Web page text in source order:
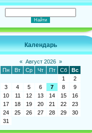
Календарь
« Август 2026 »
Пн
Вт Ср Чт Пт Сб
Вс
1
2
3
4 5 6 7 8
9
10
11 12 13 14 15
16
17
18 19 20 21 22
23
24
25 26 27 28 29
30
31